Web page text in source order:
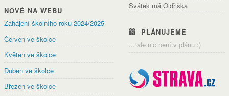
NOVÉ NA WEBU
Zahájení školního roku 2024/2025
Červen ve školce
Květen ve školce
Duben ve školce
Březen ve školce
Svátek má Oldřiška
PLÁNUJEME
... ale nic není v plánu :)